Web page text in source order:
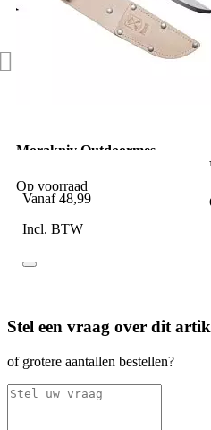
Morakniv Outdoormes
Op voorraad
Vanaf 48,99
Incl. BTW
Stel een vraag over dit
of grotere aantallen bestellen?